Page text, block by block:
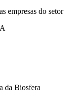
empresas do setor
da Biosfera